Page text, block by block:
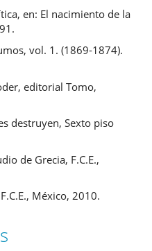
en: El nacimiento de la
vol. 1. (1869-1874).
editorial Tomo,
destruyen, Sexto piso
de Grecia, F.C.E.,
México, 2010.